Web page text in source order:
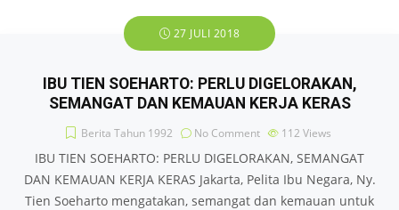
27 JULI 2018
IBU TIEN SOEHARTO: PERLU DIGELORAKAN,
SEMANGAT DAN KEMAUAN KERJA KERAS
Berita Tahun 1992 No Comment 112 Views
IBU TIEN SOEHARTO: PERLU DIGELORAKAN, SEMANGAT
DAN KEMAUAN KERJA KERAS Jakarta, Pelita Ibu Negara, Ny.
Tien Soeharto mengatakan, semangat dan kemauan untuk